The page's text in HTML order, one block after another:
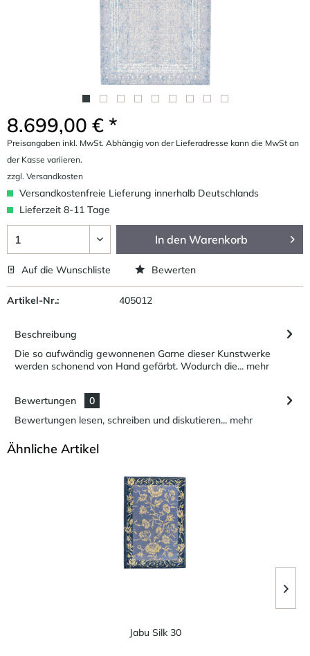
8.699,00 € *
Preisangaben inkl. MwSt. Abhängig von der Lieferadresse kann die MwSt an
der Kasse variieren.
zzgl. Versandkosten
Versandkostenfreie Lieferung innerhalb Deutschlands
Lieferzeit 8-11 Tage
In den Warenkorb
Auf die Wunschliste Bewerten
Artikel-Nr.: 405012
Beschreibung
Die so aufwändig gewonnenen Garne dieser Kunstwerke
werden schonend von Hand gefärbt. Wodurch die... mehr
Bewertungen
0
Bewertungen lesen, schreiben und diskutieren... mehr
Ähnliche Artikel
Jabu Silk 30